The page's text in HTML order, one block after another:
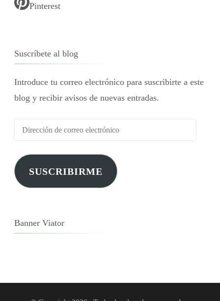
Pinterest
Suscríbete al blog
Introduce tu correo electrónico para suscribirte a este
blog y recibir avisos de nuevas entradas.
SUSCRIBIRME
Banner Viator